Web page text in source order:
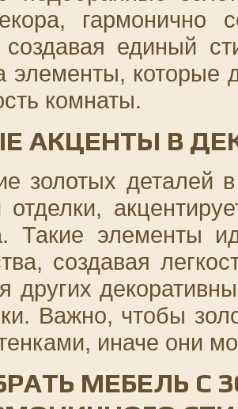
гармонично
единый
элементы, которые
комнаты.
АКЦЕНТЫ В
золотых деталей
отделки,
Такие элементы
создавая
Важно, чтобы
иначе они
МЕБЕЛЬ